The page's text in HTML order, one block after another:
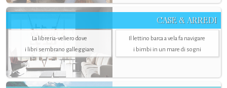
CASE & ARREDI
La libreria-veliero dove
i libri sembrano galleggiare
Il lettino barca a vela fa navigare
i bimbi in un mare di sogni